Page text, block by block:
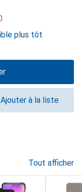
plus tôt
Ajouter à la liste
Tout afficher